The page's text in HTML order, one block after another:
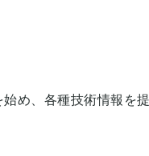
め、各種技術情報を提